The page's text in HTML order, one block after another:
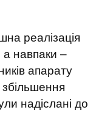
реалізація
а навпаки –
апарату
збільшення
надіслані до